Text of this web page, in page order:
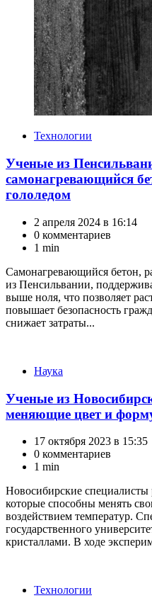
КатегорииТехнологии
Ученые из
самонагревающийся
гололедом
2 апреля 2024 в 16:14
0 комментариев
1 min
Самонагревающийся бетон,
из Пенсильвании,
выше ноля, что позволяет
повышает безопасность
снижает затраты...
Категории
Наука
Ученые из
меняющие цвет и
17 октября 2023 в 15:35
0 комментариев
1 min
Новосибирские специалисты
которые способны менять
воздействием температур.
государственного
кристаллами. В ходе
КатегорииТехнологии